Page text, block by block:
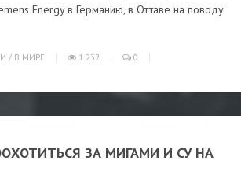
Energy в Германию, в Оттаве на поводу
/ В МИРЕ 1 232 0
ЗА МИГАМИ И СУ НА